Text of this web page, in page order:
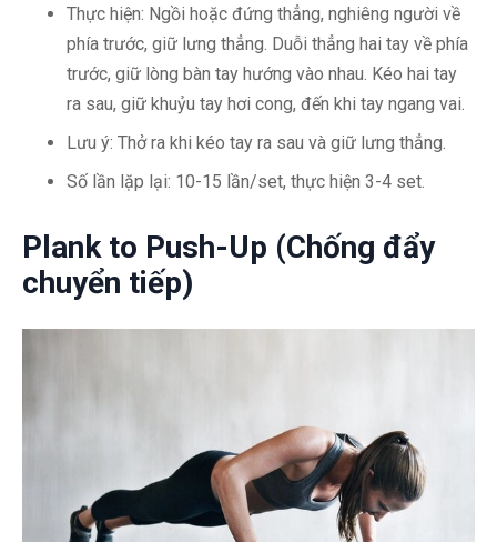
Thực hiện: Ngồi hoặc đứng thẳng, nghiêng người về
phía trước, giữ lưng thẳng. Duỗi thẳng hai tay về phía
trước, giữ lòng bàn tay hướng vào nhau. Kéo hai tay
ra sau, giữ khuỷu tay hơi cong, đến khi tay ngang vai.
Lưu ý: Thở ra khi kéo tay ra sau và giữ lưng thẳng.
Số lần lặp lại: 10-15 lần/set, thực hiện 3-4 set.
Plank to Push-Up (Chống đẩy
chuyển tiếp)